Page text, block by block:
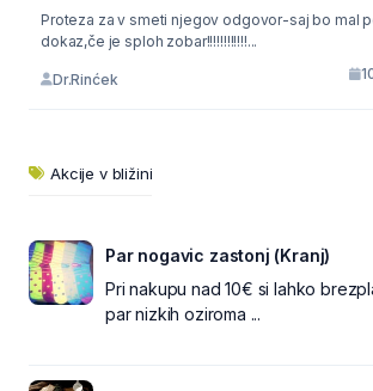
Proteza za v smeti njegov odgovor-saj bo mal
dokaz,če je sploh zobar!!!!!!!!!!!!...
Dr.Rinćek
Akcije v bližini
Par nogavic zastonj (Kranj)
Pri nakupu nad 10€ si lahko
par nizkih oziroma ...